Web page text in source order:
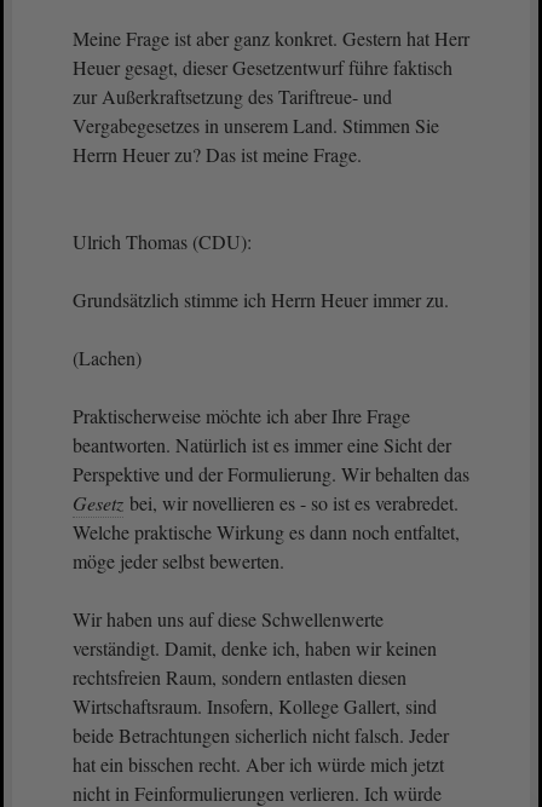
Meine Frage ist aber ganz konkret. Gestern hat Herr
Heuer gesagt, dieser Gesetzentwurf führe faktisch
zur Außerkraftsetzung des Tariftreue- und
Vergabegesetzes in unserem Land. Stimmen Sie
Herrn Heuer zu? Das ist meine Frage.
Ulrich Thomas (CDU):
Grundsätzlich stimme ich Herrn Heuer immer zu.
(Lachen)
Praktischerweise möchte ich aber Ihre Frage
beantworten. Natürlich ist es immer eine Sicht der
Perspektive und der Formulierung. Wir behalten das
Gesetz bei, wir novellieren es - so ist es verabredet.
Welche praktische Wirkung es dann noch entfaltet,
möge jeder selbst bewerten.
Wir haben uns auf diese Schwellenwerte
verständigt. Damit, denke ich, haben wir keinen
rechtsfreien Raum, sondern entlasten diesen
Wirtschaftsraum. Insofern, Kollege Gallert, sind
beide Betrachtungen sicherlich nicht falsch. Jeder
hat ein bisschen recht. Aber ich würde mich jetzt
nicht in Feinformulierungen verlieren. Ich würde